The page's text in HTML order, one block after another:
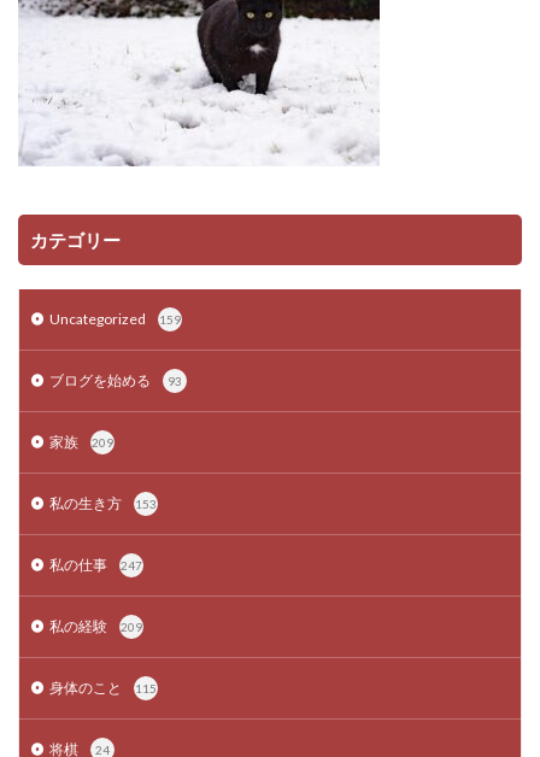
カテゴリー
Uncategorized 159
ブログを始める 93
家族 209
私の生き方 153
私の仕事 247
私の経験 209
身体のこと 115
将棋 24